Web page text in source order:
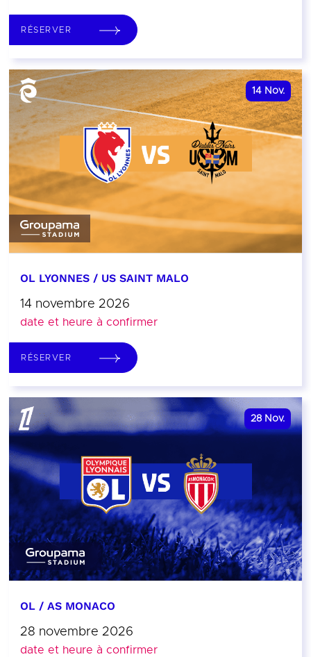
RÉSERVER
14 Nov.
OL LYONNES / US SAINT MALO
14 novembre 2026
date et heure à confirmer
RÉSERVER
28 Nov.
OL / AS MONACO
28 novembre 2026
date et heure à confirmer